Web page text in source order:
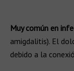
Muy común en
amigdalitis). El
debido a la